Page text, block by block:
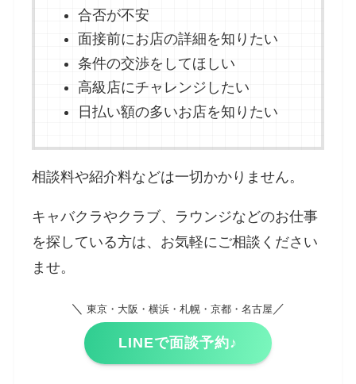
合否が不安
面接前にお店の詳細を知りたい
条件の交渉をしてほしい
高級店にチャレンジしたい
日払い額の多いお店を知りたい
相談料や紹介料などは一切かかりません。
キャバクラやクラブ、ラウンジなどのお仕事
を探している方は、お気軽にご相談ください
ませ。
＼ 東京・大阪・横浜・札幌・京都・名古屋 ／
LINEで面談予約♪